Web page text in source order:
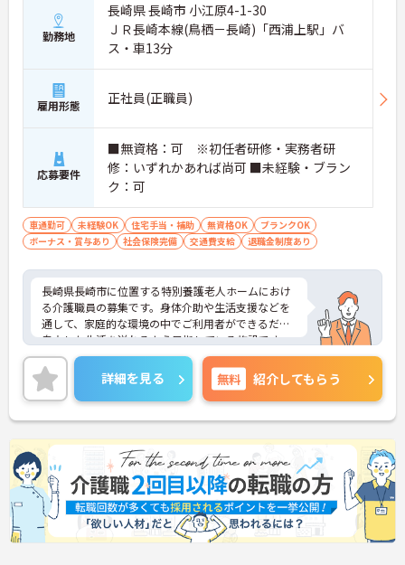
勤務地
長崎県 長崎市 小江原4-1-30
ＪＲ長崎本線(鳥栖－長崎)「西浦上駅」バ
ス・車13分
雇用形態 正社員(正職員)
応募要件
■無資格：可 ※初任者研修・実務者研
修：いずれかあれば尚可 ■未経験・ブラン
ク：可
車通勤可 未経験OK 住宅手当・補助 無資格OK
ブランクOK
ボーナス・賞与あり
社会保険完備 交通費支給 退職金制度あり
長崎県長崎市に位置する特別養護老人ホームにおけ
る介護職員の募集です。身体介助や生活支援などを
通して、家庭的な環境の中でご利用者ができるだけ
自立した生活を送れるよう目指している施設です。
未経験の方やブランクがある方も歓迎です。新しく
介護業務をスタートさせたい方にもおすすめの求人
です。
ご興味のある方には、面接対策ポイントなど、さら
に詳細をご案内しますのでお気軽にご相談くださ
い！
詳細を見る 無料 紹介してもらう